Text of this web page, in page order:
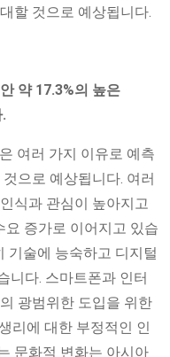
할 것으로 예상됩니다.
약 17.3%의 높은
여러 가지 이유로 예측
으로 예상됩니다. 여러
식과 관심이 높아지고
요 증가로 이어지고 있습
기술에 능숙하고 디지털
니다. 스마트폰과 인터
광범위한 도입을 위한
리에 대한 부정적인 인
문화적 변화는 아시아